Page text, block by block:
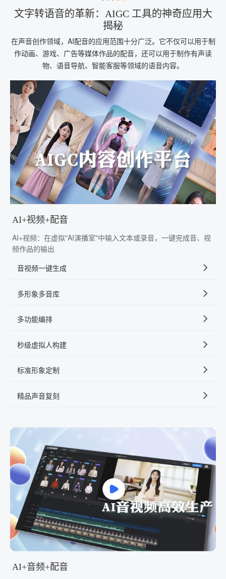
文字转语音的革新：AIGC 工具的神奇应用大
揭秘
在声音创作领域，AI配音的应用范围十分广泛。它不仅可以用于制
作动画、游戏、广告等媒体作品的配音，还可以用于制作有声读
物、语音导航、智能客服等领域的语音内容。
AI+视频+配音
AI+视频：在虚拟"AI演播室"中输入文本或录音，一键完成音、视
频作品的输出
音视频一键生成
多形象多音库
多功能编排
秒级虚拟人构建
标准形象定制
精品声音复刻
AI+音频+配音